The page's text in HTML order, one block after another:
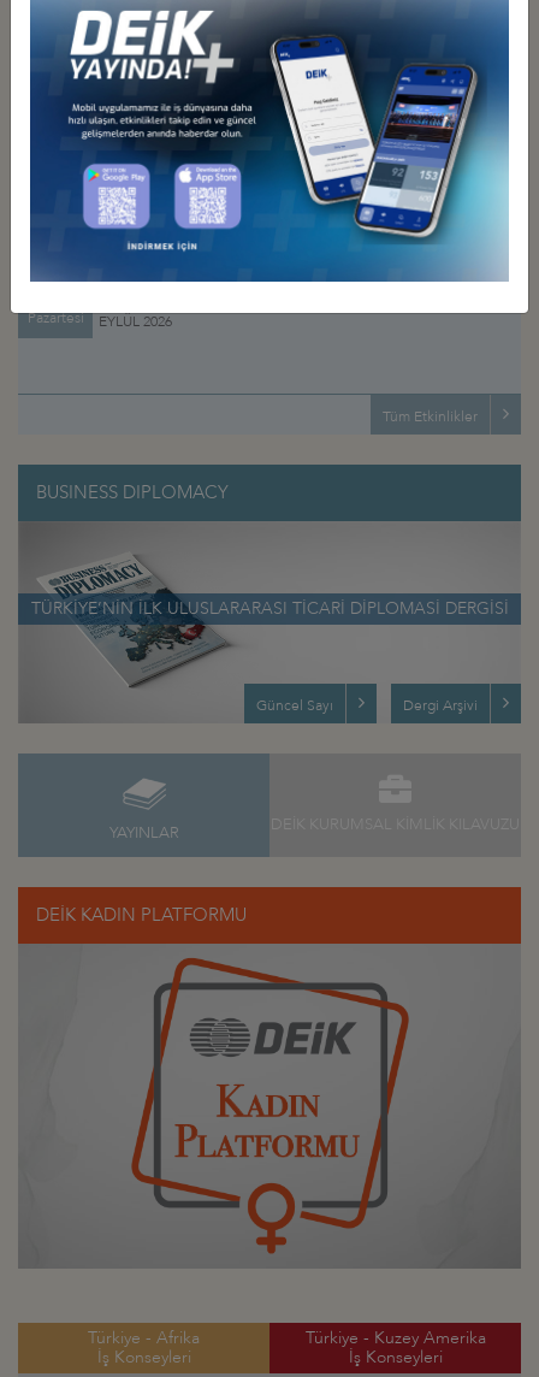
TÜRKMENİSTAN RO-RO HATTININ AÇILMASI HK.
MOĞOLİSTAN KARAKURUM ŞEHRİ GENEL VE UYGULAMA İMAR
PLANLARININ HAZIRLANMASINA YÖNELİK İHALE HK.
RUSYA FEDERASYONU MOSKOVA KROKUS FUAR MERKEZİNDE
AKREDİTASYON SORUNU HK.
“TÜRKMENİSTAN'IN GELECEĞİNE YATIRIMLAR” FORUMU (IFT 2026),
18 MART 2026, AŞKABAT
ETKİNLİK TAKVİMİ
AĞUSTOS 2026
DEİK/TÜRKİYE-MOĞOLİSTAN İŞ KONSEYİ’NİN ULANBATOR
HEYET ZİYARETİ, 14-19 EYLÜL 2026, ULANBATOR
10
Pazartesi
DEİK/TÜRKİYE-HONG KONG İŞ KONSEYİ’NİN KUŞAK VE YOL
EYLÜL 2026
Tüm Etkinlikler
BUSINESS DIPLOMACY
TÜRKİYE’NİN İLK ULUSLARARASI TİCARİ DİPLOMASİ DERGİSİ
Güncel Sayı Dergi Arşivi
YAYINLAR
DEİK KADIN PLATFORMU
Türkiye - Afrika
İş Konseyleri
Türkiye - Kuzey Amerika
İş Konseyleri